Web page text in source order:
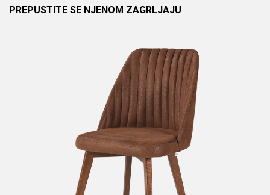
PREPUSTITE SE NJENOM ZAGRLJAJU